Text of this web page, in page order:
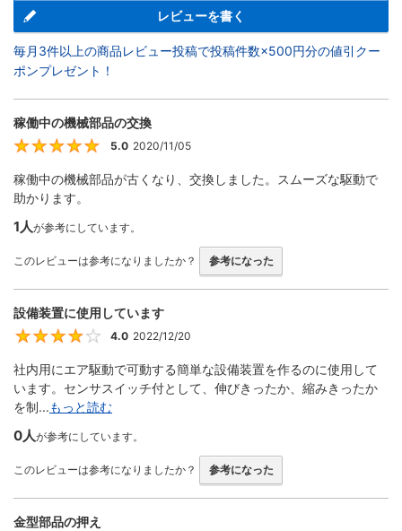
レビューを書く
毎月3件以上の商品レビュー投稿で投稿件数×500円分の値引クー
ポンプレゼント！
稼働中の機械部品の交換
5
5.0 2020/11/05
稼働中の機械部品が古くなり、交換しました。スムーズな駆動で
助かります。
1人が参考にしています。
このレビューは参考になりましたか？ 参考になった
設備装置に使用しています
4
4.0 2022/12/20
社内用にエア駆動で可動する簡単な設備装置を作るのに使用して
います。センサスイッチ付として、伸びきったか、縮みきったか
を制...もっと読む
0人が参考にしています。
このレビューは参考になりましたか？ 参考になった
金型部品の押え